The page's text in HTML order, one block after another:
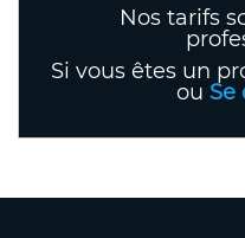
Nos tarifs
Si vous êtes un
ou Se